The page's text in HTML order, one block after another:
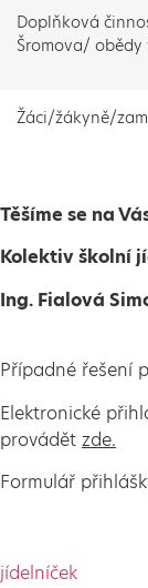
Doplňková
Šromova/ obědy
Žáci/žákyně/
Těšíme se na
Kolektiv školní
Ing. Fialová
Případné řešení
Elektronické
provádět zde.
Formulář
jídelníček